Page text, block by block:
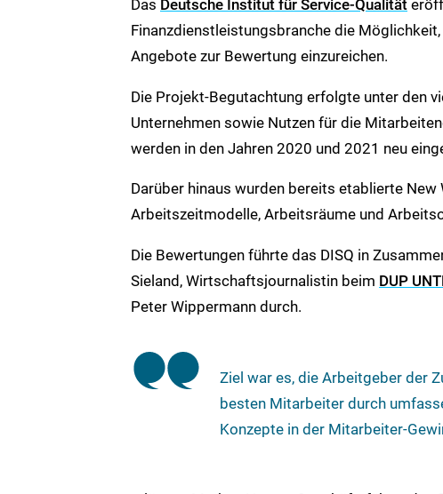
Das Deutsche Institut für Service-Qualität
Finanzdienstleistungsbranche die
Angebote zur Bewertung einzureichen.
Die Projekt-Begutachtung erfolgte unter den
Unternehmen sowie Nutzen für die
werden in den Jahren 2020 und 2021 neu
Darüber hinaus wurden bereits etablierte
Arbeitszeitmodelle, Arbeitsräume und
Die Bewertungen führte das DISQ in
Sieland, Wirtschaftsjournalistin beim DUP
Peter Wippermann durch.
Ziel war es, die Arbeitgeber der
besten Mitarbeiter durch
Konzepte in der Mitarbeiter-